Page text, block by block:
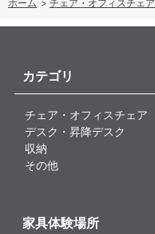
ホーム > チェア・オフィスチェア
カテゴリ
チェア・オフィスチェア
デスク・昇降デスク
収納
その他
家具体験場所